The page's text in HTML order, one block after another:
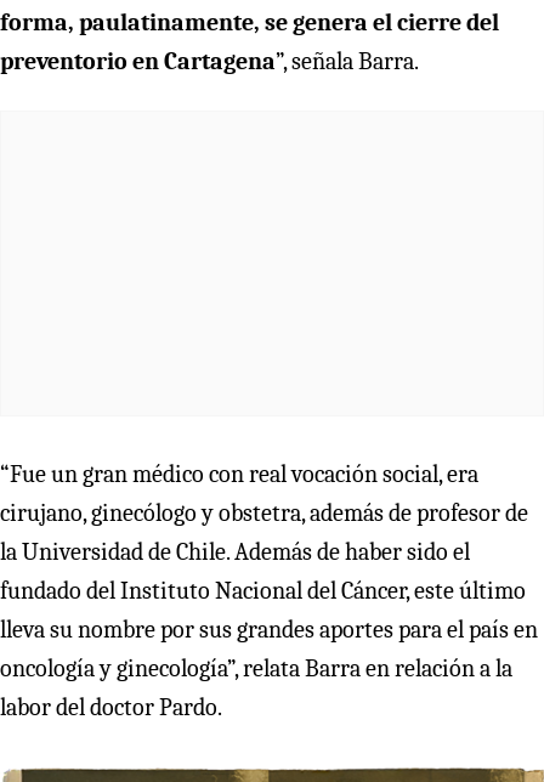
forma, paulatinamente, se genera el cierre del
preventorio en Cartagena”, señala Barra.
“Fue un gran médico con real vocación social, era
cirujano, ginecólogo y obstetra, además de profesor de
la Universidad de Chile. Además de haber sido el
fundado del Instituto Nacional del Cáncer, este último
lleva su nombre por sus grandes aportes para el país en
oncología y ginecología”, relata Barra en relación a la
labor del doctor Pardo.